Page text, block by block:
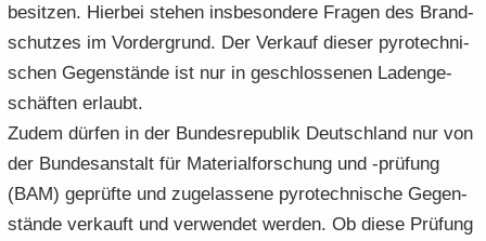
be­sit­zen. Hier­bei ste­hen ins­be­son­de­re Fra­gen des Brand­
schut­zes im Vor­der­grund. Der Ver­kauf die­ser py­ro­tech­ni­
schen Ge­gen­stän­de ist nur in ge­schlos­se­nen La­den­ge­
schäf­ten er­laubt.
Zudem dür­fen in der Bun­des­re­pu­blik Deutsch­land nur von
der Bun­des­an­stalt für Ma­te­ri­al­for­schung und -​prüfung
(BAM) ge­prüf­te und zu­ge­las­se­ne py­ro­tech­ni­sche Ge­gen­
stän­de ver­kauft und ver­wen­det wer­den. Ob diese Prü­fung